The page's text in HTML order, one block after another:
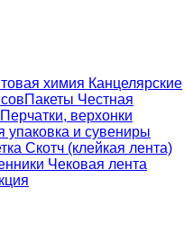
химия Канцелярские
Пакеты Честная
Перчатки, верхонки
упаковка и сувениры
Скотч (клейкая лента)
Чековая лента